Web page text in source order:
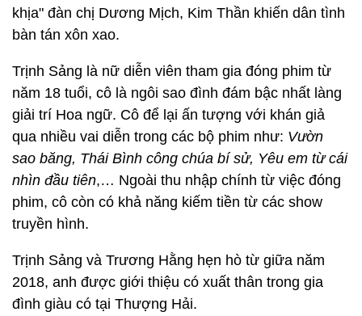
khịa" đàn chị Dương Mịch, Kim Thần khiến dân tình
bàn tán xôn xao.
Trịnh Sảng là nữ diễn viên tham gia đóng phim từ
năm 18 tuổi, cô là ngôi sao đình đám bậc nhất làng
giải trí Hoa ngữ. Cô để lại ấn tượng với khán giả
qua nhiều vai diễn trong các bộ phim như: Vườn
sao băng, Thái Bình công chúa bí sử, Yêu em từ cái
nhìn đầu tiên,… Ngoài thu nhập chính từ việc đóng
phim, cô còn có khả năng kiếm tiền từ các show
truyền hình.
Trịnh Sảng và Trương Hằng hẹn hò từ giữa năm
2018, anh được giới thiệu có xuất thân trong gia
đình giàu có tại Thượng Hải.